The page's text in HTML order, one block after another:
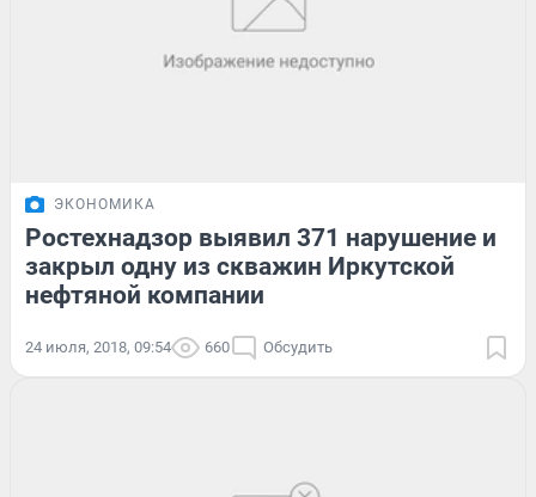
ЭКОНОМИКА
Ростехнадзор выявил 371 нарушение и
закрыл одну из скважин Иркутской
нефтяной компании
24 июля, 2018, 09:54 660 Обсудить